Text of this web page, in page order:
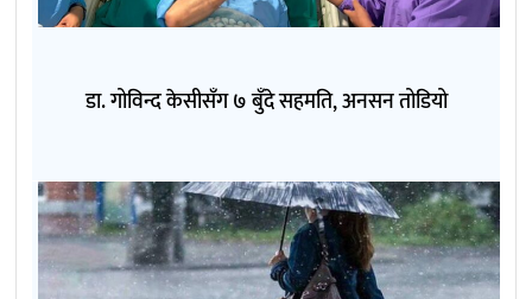
डा. गोविन्द केसीसँग ७ बुँदे सहमति, अनसन तोडियो